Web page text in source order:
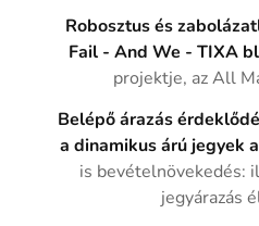
Robosztus és
Fail - And We - TIXA
projektje, az All
Belépő árazás
a dinamikus árú jegyek
is bevételnövekedés:
jegyárazás